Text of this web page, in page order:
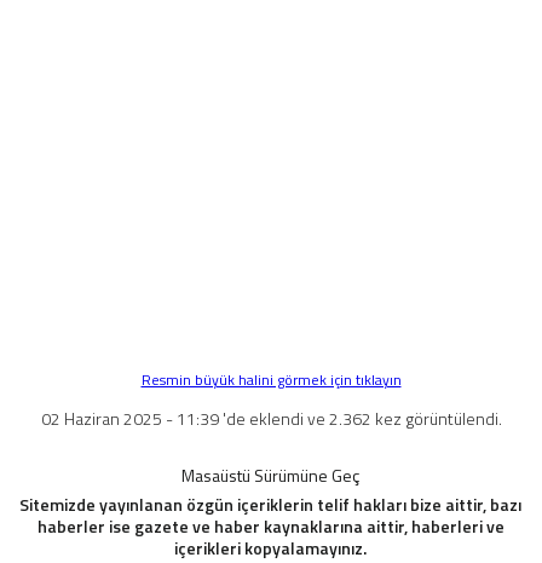
Resmin büyük halini görmek için tıklayın
02 Haziran 2025 - 11:39 'de eklendi ve 2.362 kez görüntülendi.
Masaüstü Sürümüne Geç
Sitemizde yayınlanan özgün içeriklerin telif hakları bize aittir, bazı
haberler ise gazete ve haber kaynaklarına aittir, haberleri ve
içerikleri kopyalamayınız.